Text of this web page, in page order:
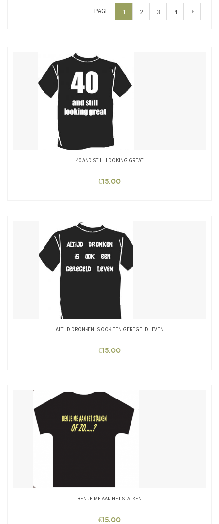
PAGE: 1 2 3 4
40 AND STILL LOOKING GREAT
€15.00
ALTIJD DRONKEN IS OOK EEN GEREGELD LEVEN
€15.00
BEN JE ME AAN HET STALKEN
€15.00